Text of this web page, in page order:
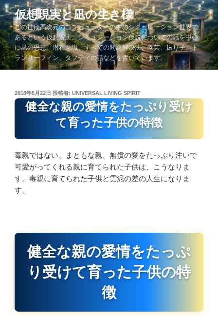
コ
ン
テ
ン
ツ
へ
仮想現実と凪の生き様
この世は高次元のコンピューターの中のシミュレーション世界で
あるという仮想現実、シミュレーション仮説についての話を中心
に凪の恩恵、潜在意識、すべての問題解決法、園芸、振り子、ト
ランサーフィン、タフティの話などを書いています。
投
稿
2018年5月22日 投稿者: UNIVERSAL LIVING SPIRIT
健全な親の愛情をたっぷり受け
て育った子供の特徴
毒親ではない、まともな親、無償の愛をたっぷり注いで
可愛がってくれる親に育てられた子供は、こうなりま
す。毒親に育てられた子供と雲泥の差の人生になりま
す。
健全な親の愛情をたっぷ
り受けて育った子供の特
徴